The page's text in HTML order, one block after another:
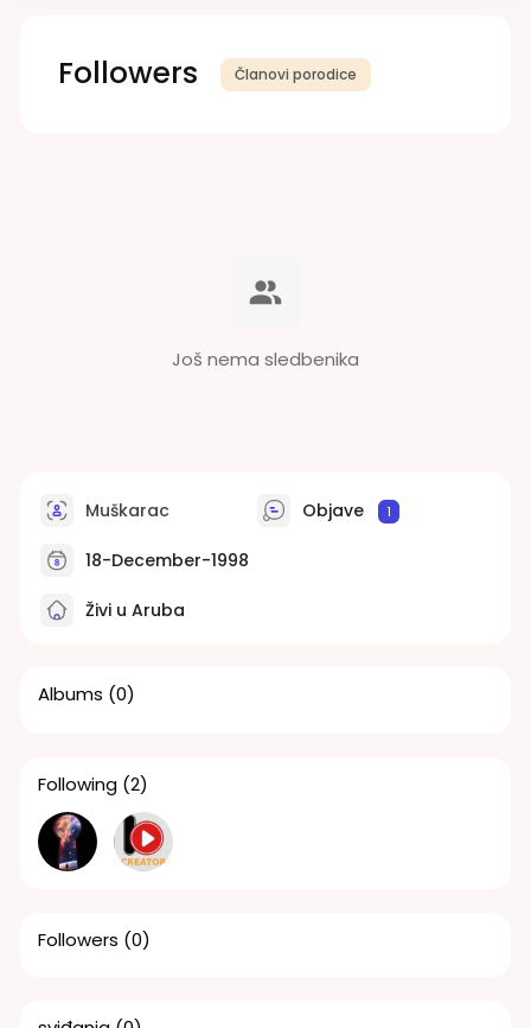
Followers Članovi porodice
Još nema sledbenika
Muškarac Objave 1
18-December-1998
Živi u Aruba
Albums (0)
Following (2)
Followers (0)